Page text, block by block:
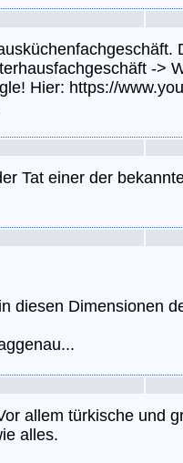
->
Hier: https://
Tat einer der
diesen Dimensionen
allem türkische und
alles.